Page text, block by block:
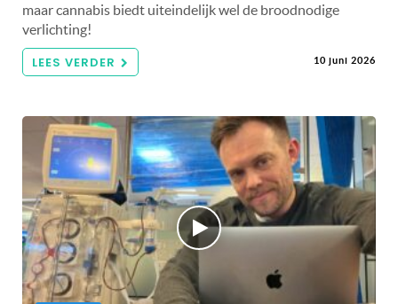
maar cannabis biedt uiteindelijk wel de broodnodige
verlichting!
LEES VERDER 10 juni 2026